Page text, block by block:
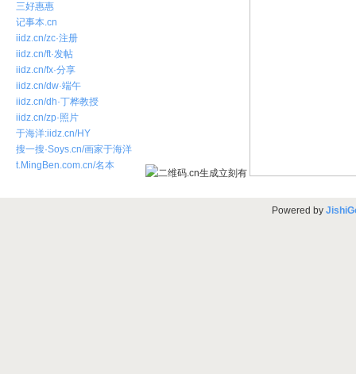
三好惠惠
记事本.cn
iidz.cn/zc·注册
iidz.cn/ft·发帖
iidz.cn/fx·分享
iidz.cn/dw·端午
iidz.cn/dh·丁桦教授
iidz.cn/zp·照片
于海洋:iidz.cn/HY
搜一搜·Soys.cn/画家于海洋
t.MingBen.com.cn/名本
Powered by